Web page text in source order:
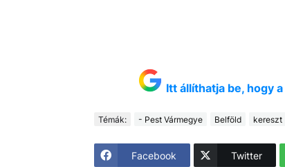
Itt állíthatja be, hogy
Témák: - Pest Vármegye Belföld kereszt
Facebook Twitter